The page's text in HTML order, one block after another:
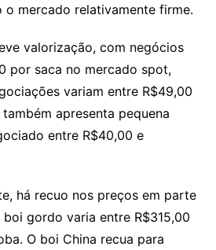
o mercado relativamente firme.
valorização, com negócios
por saca no mercado spot,
variam entre R$49,00
apresenta pequena
entre R$40,00 e
há recuo nos preços em parte
gordo varia entre R$315,00
O boi China recua para